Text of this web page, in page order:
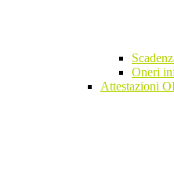
Oneri
Attestazioni